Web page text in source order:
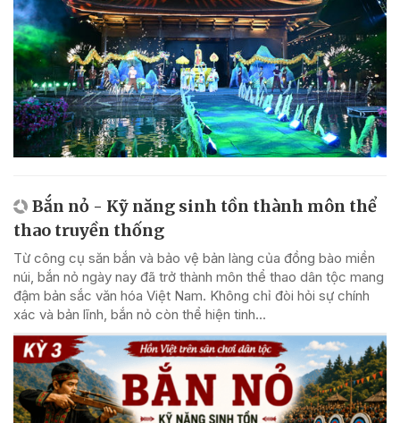
Bắn nỏ - Kỹ năng sinh tồn thành môn thể
thao truyền thống
Từ công cụ săn bắn và bảo vệ bản làng của đồng bào miền
núi, bắn nỏ ngày nay đã trở thành môn thể thao dân tộc mang
đậm bản sắc văn hóa Việt Nam. Không chỉ đòi hỏi sự chính
xác và bản lĩnh, bắn nỏ còn thể hiện tinh...